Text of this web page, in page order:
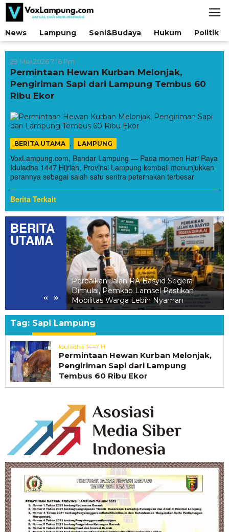
Lewati
konten
News
Lampung Seni&Budaya Hukum Politik
29 Mei 2026 7:16 Pm
Permintaan Hewan Kurban Melonjak,
Pengiriman Sapi dari Lampung Tembus 60
Ribu Ekor
BERITA UTAMA , LAMPUNG
VoxLampung.com, Bandar Lampung — Pada momen Hari Raya
Iduladha 1447 Hijriah, Provinsi Lampung kembali menunjukkan
perannya sebagai salah satu sentra peternakan terbesar
Berita Terkait
BERITA
UTAMA
« »
Jalan RA Basyid Segera
Lamsel Pastikan
Lebih Nyaman
Lantunkan Surat Al-
Rulung Raya Dihadiahi
Egi
Tag: Sapi Lampung
Iduladha 1447 H
Permintaan Hewan Kurban Melonjak,
Pengiriman Sapi dari Lampung
Tembus 60 Ribu Ekor